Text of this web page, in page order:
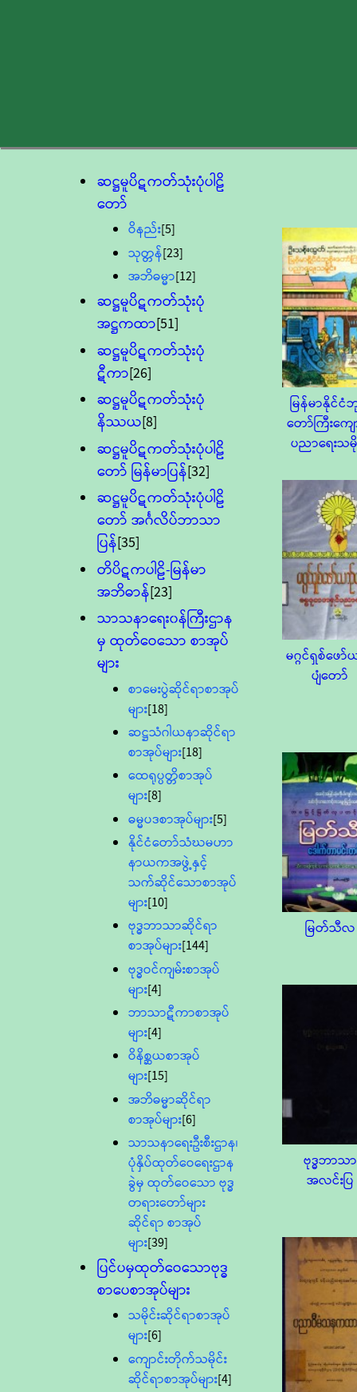
ဆဋ္ဌမူပိဋကတ်သုံးပုံပါဠိ
တော်
ဝိနည်း[5]
သုတ္တန်[23]
အဘိဓမ္မာ[12]
ဆဋ္ဌမူပိဋကတ်သုံးပုံ
အဋ္ဌကထာ[51]
ဆဋ္ဌမူပိဋကတ်သုံးပုံ
ဋီကာ[26]
ဆဋ္ဌမူပိဋကတ်သုံးပုံ
နိဿယ[8]
ဆဋ္ဌမူပိဋကတ်သုံးပုံပါဠိ
တော် မြန်မာပြန်[32]
ဆဋ္ဌမူပိဋကတ်သုံးပုံပါဠိ
တော် အင်္ဂလိပ်ဘာသာ
ပြန်[35]
တိပိဋကပါဠိ-မြန်မာ
အဘိဓာန်[23]
သာသနာရေး၀န်ကြီးဌာန
မှ ထုတ်ဝေသော စာအုပ်
များ
စာမေးပွဲဆိုင်ရာစာအုပ်
များ[18]
ဆဋ္ဌသံဂါယနာဆိုင်ရာ
စာအုပ်များ[18]
ထေရုပ္ပတ္တိစာအုပ်
များ[8]
ဓမ္မပဒစာအုပ်များ[5]
နိုင်ငံတော်သံဃမဟာ
နာယကအဖွဲ့နှင့်
သက်ဆိုင်သောစာအုပ်
များ[10]
ဗုဒ္ဓဘာသာဆိုင်ရာ
စာအုပ်များ[144]
ဗုဒ္ဓဝင်ကျမ်းစာအုပ်
များ[4]
ဘာသာဋီကာစာအုပ်
များ[4]
ဝိနိစ္ဆယစာအုပ်
များ[15]
အဘိဓမ္မာဆိုင်ရာ
စာအုပ်များ[6]
သာသနာရေးဦးစီးဌာန၊
ပုံနှိပ်ထုတ်ဝေရေးဌာန
ခွဲမှ ထုတ်ဝေသော ဗုဒ္ဓ
တရားတော်များ
ဆိုင်ရာ စာအုပ်
များ[39]
ပြင်ပမှထုတ်ဝေသောဗုဒ္ဓ
စာပေစာအုပ်များ
သမိုင်းဆိုင်ရာစာအုပ်
များ[6]
ကျောင်းတိုက်သမိုင်း
ဆိုင်ရာစာအုပ်များ[4]
မြန်မာနိုင်ငံ
တော်ကြီးကျေ
ပညာရေးသ
မဂ္ဂင်ရှစ်ဖော်
ပျံတော်
မြတ်သီလ
ဗုဒ္ဓဘာသာ
အလင်းပြ